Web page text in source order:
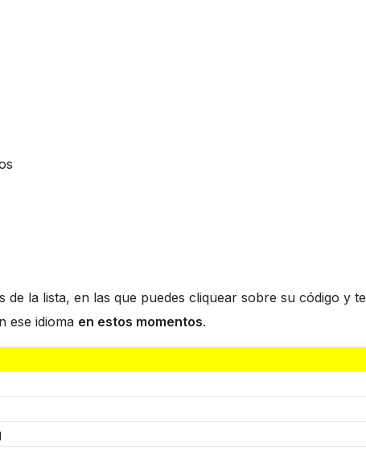
de la lista, en las que puedes cliquear sobre su código y te
ese idioma en estos momentos.